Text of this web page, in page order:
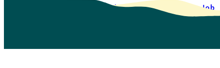
Oversigt over selvbetjeningJob